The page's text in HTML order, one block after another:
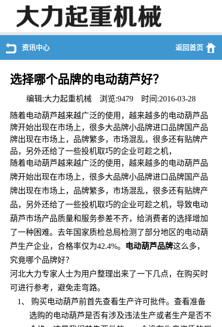
资讯中心 返回首页
选择哪个品牌的电动葫芦好？
编辑:大力起重机械 浏览:9479 时间:2016-03-28
随着电动葫芦越来越广泛的使用，越来越多的电动葫芦品
牌开始出现在市场上，很多大品牌小品牌进口品牌国产品
牌出现在市场上，品牌繁多，市场混乱，很多还有贴牌产
品，另外还给了一些投机取巧的企业可趁之机，
随着电动葫芦越来越广泛的使用，越来越多的电动葫芦品
牌开始出现在市场上，很多大品牌小品牌进口品牌国产品
牌出现在市场上，品牌繁多，市场混乱，很多还有贴牌产
品，另外还给了一些投机取巧的企业可趁之机，导致电动
葫芦市场产品质量和服务参差不齐，给消费者的选择增加
了一种困难。去年国家质检总局检测了部分地区的电动葫
芦生产企业，合格率仅为42.4%。 电动葫芦品牌这么多，
究竟哪个品牌好？
河北大力专家人士为用户整理出来了一下几点，在购买时
可进行参考，避免走弯路。
1、 购买电动葫芦前首先查看生产许可批件。查看准备
选购的电动葫芦是否有涉及违法生产或者生产是否不